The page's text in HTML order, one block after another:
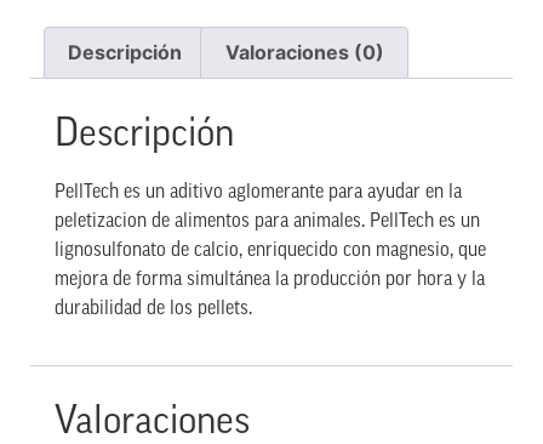
Descripción Valoraciones (0)
Descripción
PellTech es un aditivo aglomerante para ayudar en la
peletizacion de alimentos para animales. PellTech es un
lignosulfonato de calcio, enriquecido con magnesio, que
mejora de forma simultánea la producción por hora y la
durabilidad de los pellets.
Valoraciones